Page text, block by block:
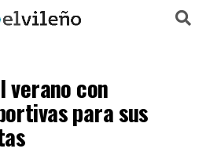
verano con
para sus